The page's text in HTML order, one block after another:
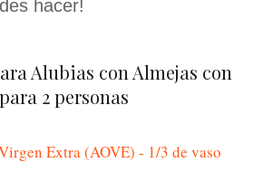
hacer!
Alubias con Almejas con
2 personas
Extra (AOVE) - 1/3 de vaso